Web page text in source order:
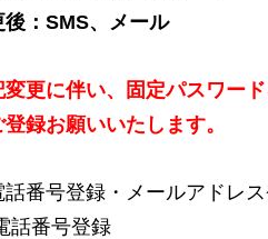
後：SMS、メール
変更に伴い、固定パスワー
録お願いいたします。
話番号登録・メールアドレス
話番号登録